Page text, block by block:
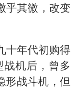
乎其微，改变
十年代初购得
战机后，曾多
形战斗机，但